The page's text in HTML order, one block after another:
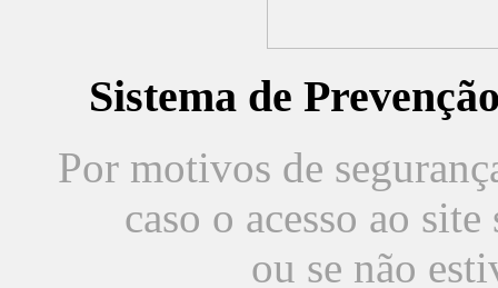
Sistema de
Por motivos de
caso o acesso ao
ou se não